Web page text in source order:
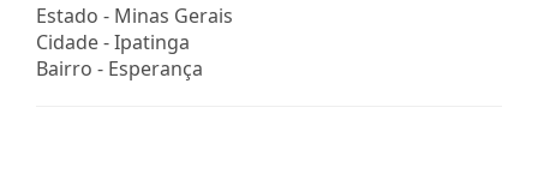
Estado - Minas Gerais
Cidade -Ipatinga
Bairro - Esperança